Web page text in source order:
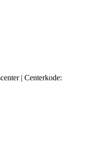
| Centerkode: